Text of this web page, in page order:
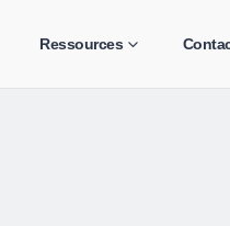
Ressources